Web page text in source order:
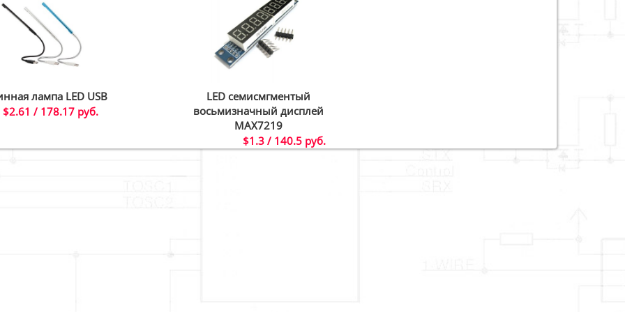
лампа LED USB
$2.61 / 178.17 руб.
LED семисмгментый
восьмизначный дисплей
MAX7219
$1.3 / 140.5 руб.